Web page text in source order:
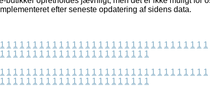
efter seneste opdatering af sidens data.
1 1 1 1 1 1 1 1 1 1 1 1 1 1 1 1 1 1 1 1 1 1 1 1 1 1 1 1 1 1 1 1
1 1 1 1 1 1 1 1 1 1 1 1 1 1 1 1 1 1 1 1 1 1 1
1 1 1 1 1 1 1 1 1 1 1 1 1 1 1 1 1 1 1 1 1 1 1 1 1 1 1 1 1 1 1 1
1 1 1 1 1 1 1 1 1 1 1 1 1 1 1 1 1 1 1 1 1 1 1